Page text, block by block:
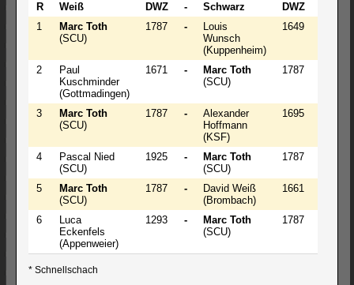
R Weiß DWZ - Schwarz DWZ
1
Marc Toth
(SCU)
1787 -
Louis
Wunsch
(Kuppenheim)
1649
2
Paul
Kuschminder
(Gottmadingen)
1671 -
Marc Toth
(SCU)
1787
3
Marc Toth
(SCU)
1787 -
Alexander
Hoffmann
(KSF)
1695
4
Pascal Nied
(SCU)
1925 -
Marc Toth
(SCU)
1787
5
Marc Toth
(SCU)
1787 -
David Weiß
(Brombach)
1661
6
Luca
Eckenfels
(Appenweier)
1293 -
Marc Toth
(SCU)
1787
* Schnellschach